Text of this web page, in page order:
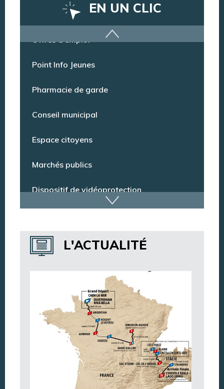
EN UN CLIC
Dispositif de vidéoprotection
Annuaire des services
Annuaire des associations
Argentan Aujourd’hui
L'ACTUALITÉ